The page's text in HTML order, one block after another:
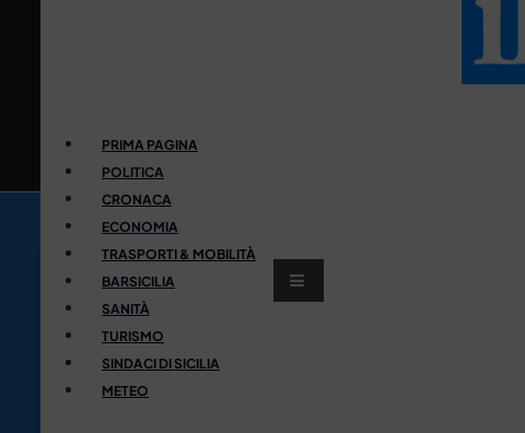
PRIMA PAGINA
POLITICA
CRONACA
ECONOMIA
TRASPORTI & MOBILITÀ
BARSICILIA
SANITÀ
TURISMO
SINDACI DI SICILIA
METEO